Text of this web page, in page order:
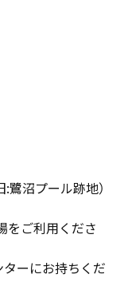
沼プール跡地）
をご利用くださ
ーにお持ちくだ